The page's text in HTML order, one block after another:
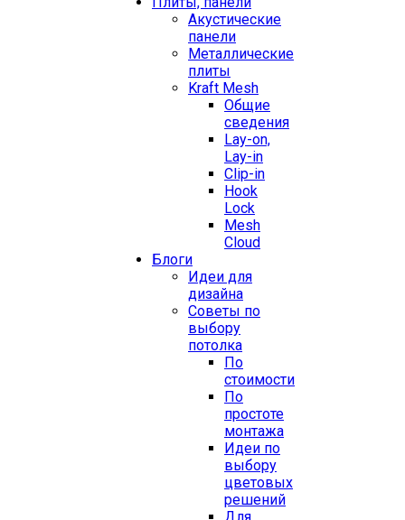
Акустические
панели
Металлические
плиты
Kraft Mesh
Общие
сведения
Lay-on,
Lay-in
Clip-in
Hook
Lock
Mesh
Cloud
Блоги
Идеи для
дизайна
Советы по
выбору
потолка
По
стоимости
По
простоте
монтажа
Идеи по
выбору
цветовых
решений